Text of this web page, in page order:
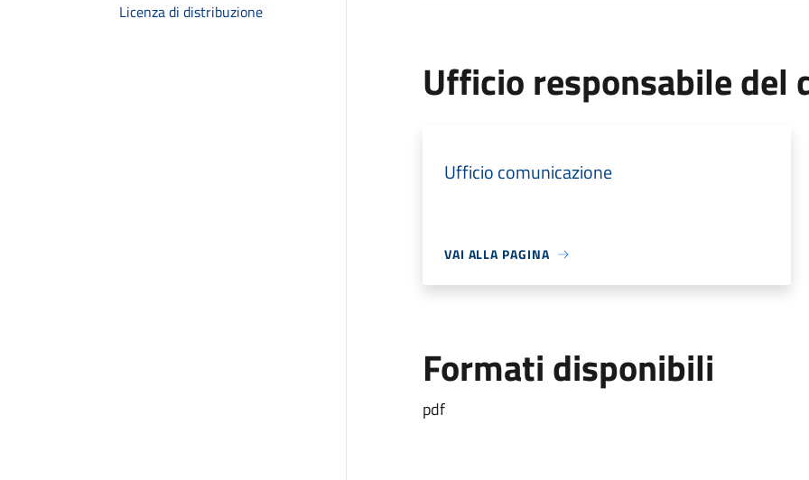
Licenza di distribuzione
Ufficio responsabile del
Ufficio comunicazione
VAI ALLA PAGINA
Formati disponibili
pdf